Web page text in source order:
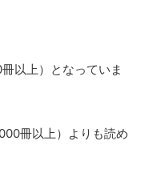
以上）となっていま
冊以上）よりも読め